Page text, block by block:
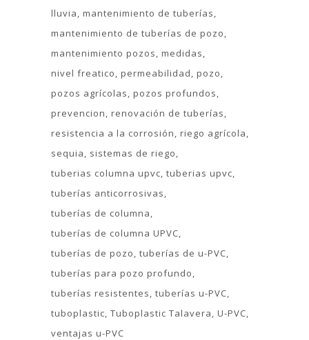
lluvia mantenimiento de tuberías
mantenimiento de tuberías de pozo
mantenimiento pozos medidas
nivel freatico permeabilidad pozo
pozos agrícolas pozos profundos
prevencion renovación de tuberías
resistencia a la corrosión riego agrícola
sequia
sistemas de riego
tuberias columna upvc tuberias upvc
tuberías anticorrosivas
tuberías de columna
tuberías de columna UPVC
tuberías de pozo tuberías de u-PVC
tuberías para pozo profundo
tuberías resistentes tuberías u-PVC
tuboplastic Tuboplastic Talavera U-PVC
ventajas u-PVC